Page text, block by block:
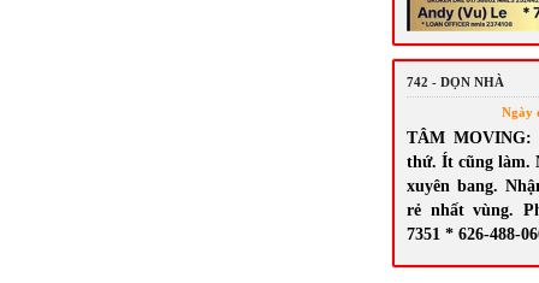
742 - DỌN NHÀ
Ngày
TÂM MOVING:
thứ. Ít cũng làm.
xuyên bang.
rẻ nhất vùng.
7351 * 626-488-